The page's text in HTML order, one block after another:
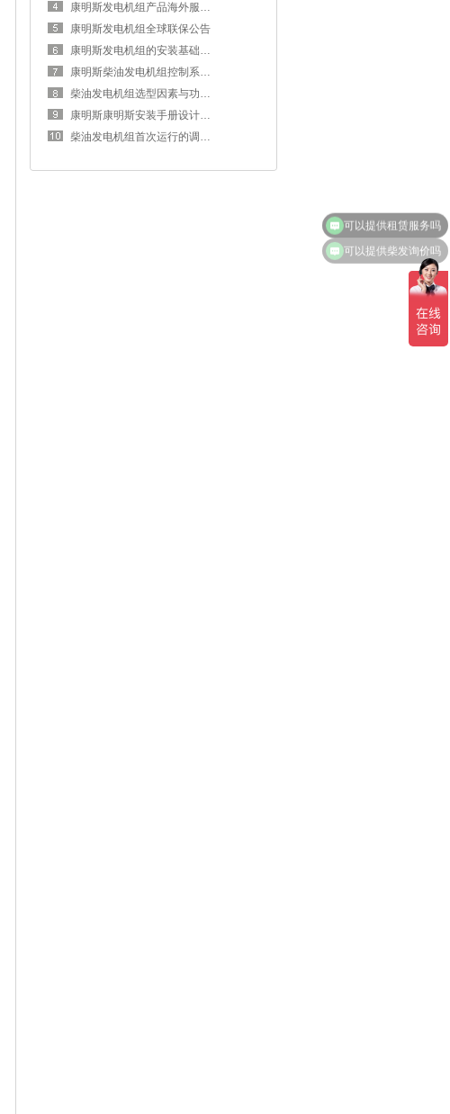
康明斯发电机组产品海外服务政策解
康明斯发电机组全球联保公告
康明斯发电机组的安装基础与机房布
康明斯柴油发电机组控制系统的功能
柴油发电机组选型因素与功率匹配
康明斯康明斯安装手册设计范围与规
柴油发电机组首次运行的调试工作
可以提供柴发询价吗